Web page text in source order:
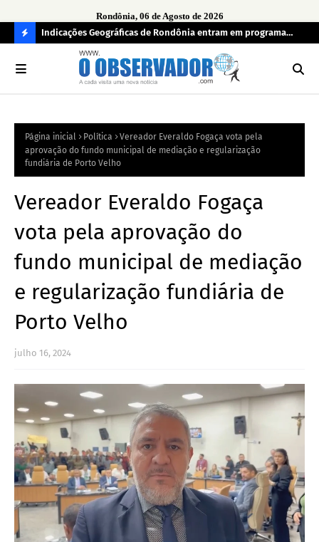
Rondônia, 06 de Agosto de 2026
O
R
A
Indicações Geográficas de Rondônia entram em programa
internacional para acelerar negócios
Página inicial Política
Vereador Everaldo Fogaça vota pela
aprovação do fundo municipal de mediação e regularização
fundiária de Porto Velho
Vereador Everaldo Fogaça
vota pela aprovação do
fundo municipal de mediação
e regularização fundiária de
Porto Velho
julho 16, 2024